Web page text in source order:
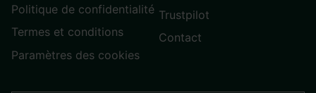
Politique de confidentialité
Termes et conditions
Paramètres des cookies
Trustpilot
Contact